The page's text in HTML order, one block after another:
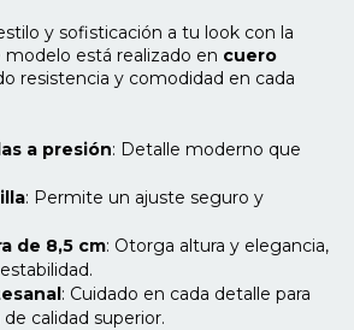
y sofisticación a tu look con la
modelo está realizado en cuero
resistencia y comodidad en cada
a presión: Detalle moderno que
: Permite un ajuste seguro y
de 8,5 cm: Otorga altura y elegancia,
: Cuidado en cada detalle para
calidad superior.